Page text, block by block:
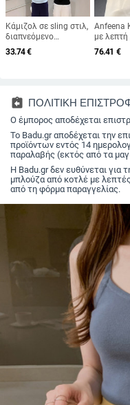
Κάμιζολ σε sling στιλ,
διαπνεόμενο
ακρυλικό νήμα,
μικροελαστικό, κοντό
33.74€
Anfeena
με
δαντέλα,
76.41 €
assignment_return ΠΟΛΙΤΙΚΗ
Ο έμπορος αποδέχεται
Το Badu.gr αποδέχεται την
προϊόντων εντός 14
παραλαβής (εκτός από τα
Η Badu.gr δεν ευθύνεται για
μπλούζα από κοτλέ με
από τη φόρμα παραγγελίας.